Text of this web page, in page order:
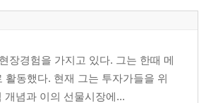
경험을 가지고 있다. 그는 한때 메
동했다. 현재 그는 투자가들을 위
념과 이의 선물시장에...